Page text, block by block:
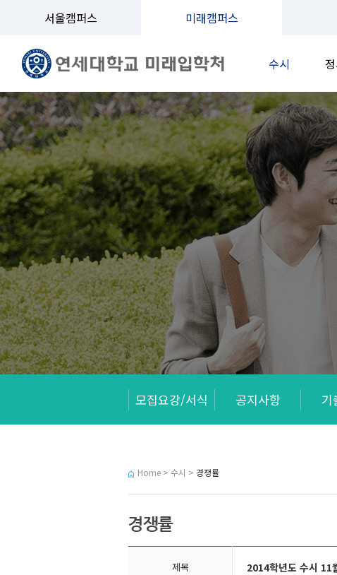
서울캠퍼스 미래캠퍼스
수시
모집요강/서식 공지사항 기
Home > 수시 > 경쟁률
제목 2014학년도 수시 11